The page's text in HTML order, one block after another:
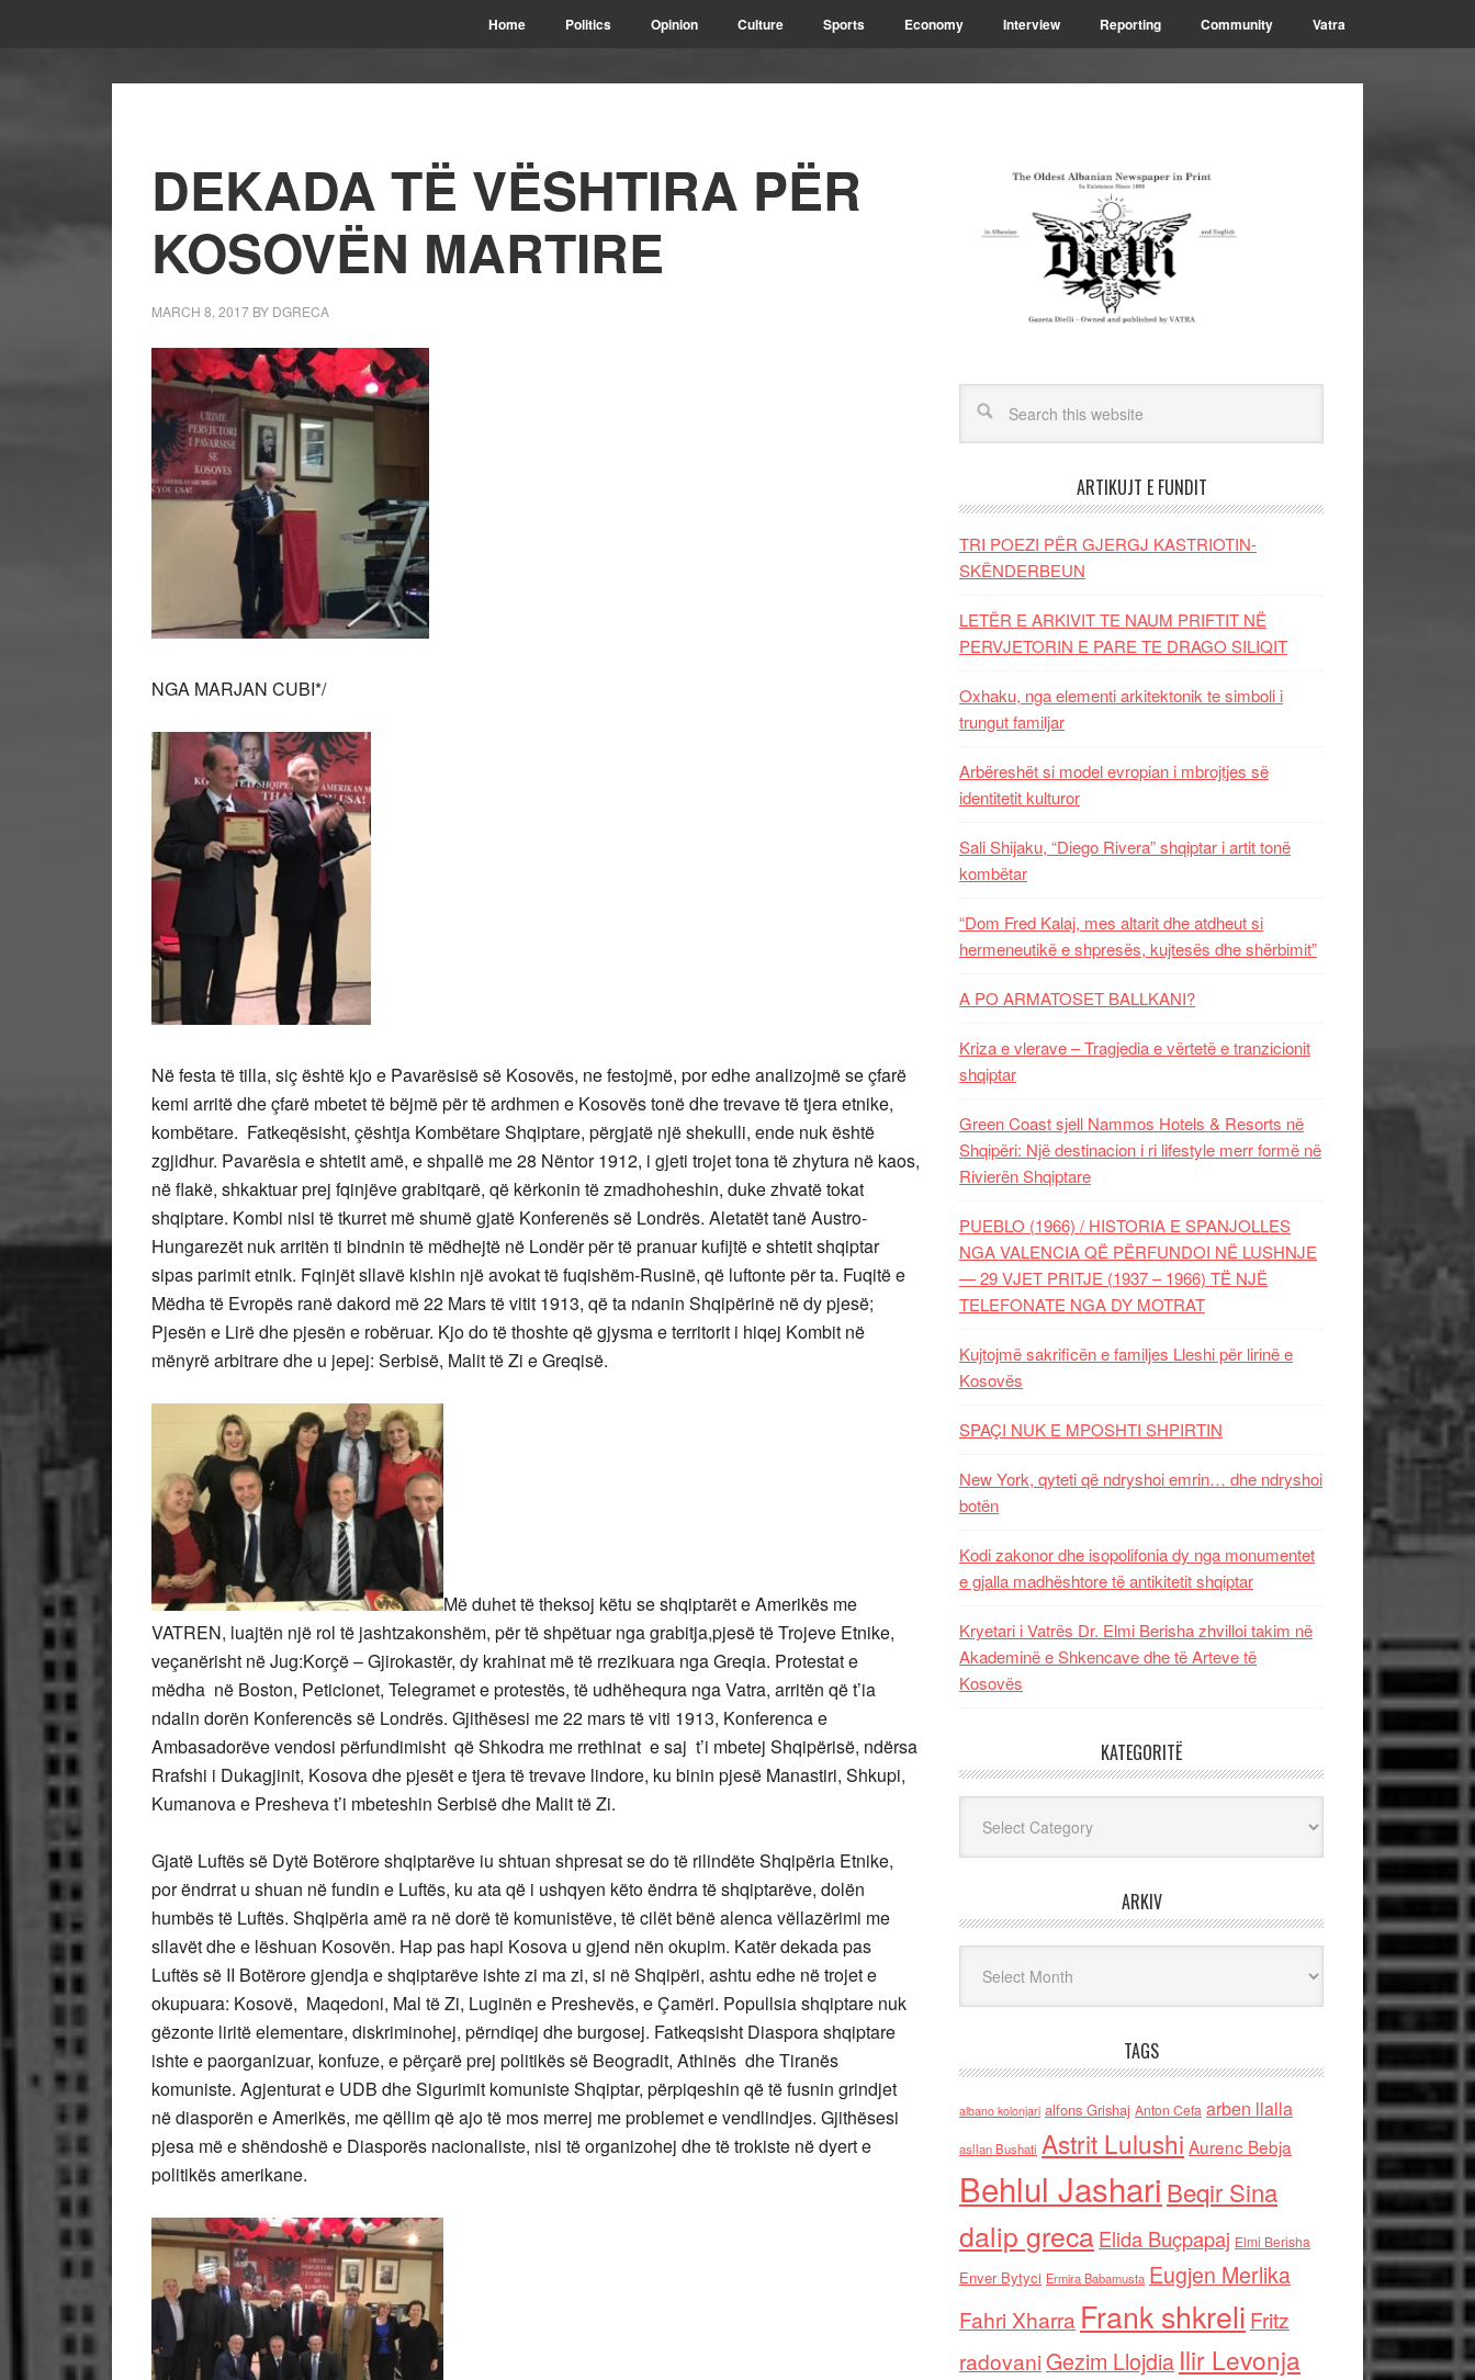
Home Politics Opinion Culture Sports Economy Interview Reporting Community Vatra
DEKADA TË VËSHTIRA PËR
KOSOVËN MARTIRE
MARCH 8, 2017 BY DGRECA
NGA MARJAN CUBI*/
Në festa të tilla, siç është kjo e Pavarësisë së Kosovës, ne festojmë, por edhe analizojmë se çfarë
kemi arritë dhe çfarë mbetet të bëjmë për të ardhmen e Kosovës tonë dhe trevave të tjera etnike,
kombëtare. Fatkeqësisht, çështja Kombëtare Shqiptare, përgjatë një shekulli, ende nuk është
zgjidhur. Pavarësia e shtetit amë, e shpallë me 28 Nëntor 1912, i gjeti trojet tona të zhytura në kaos,
në flakë, shkaktuar prej fqinjëve grabitqarë, që kërkonin të zmadhoheshin, duke zhvatë tokat
shqiptare. Kombi nisi të tkurret më shumë gjatë Konferenës së Londrës. Aletatët tanë Austro-
Hungarezët nuk arritën ti bindnin të mëdhejtë në Londër për të pranuar kufijtë e shtetit shqiptar
sipas parimit etnik. Fqinjët sllavë kishin një avokat të fuqishëm-Rusinë, që luftonte për ta. Fuqitë e
Mëdha të Evropës ranë dakord më 22 Mars të vitit 1913, që ta ndanin Shqipërinë në dy pjesë;
Pjesën e Lirë dhe pjesën e robëruar. Kjo do të thoshte që gjysma e territorit i hiqej Kombit në
mënyrë arbitrare dhe u jepej: Serbisë, Malit të Zi e Greqisë.
Më duhet të theksoj këtu se shqiptarët e Amerikës me
VATREN, luajtën një rol të jashtzakonshëm, për të shpëtuar nga grabitja,pjesë të Trojeve Etnike,
veçanërisht në Jug:Korçë – Gjirokastër, dy krahinat më të rrezikuara nga Greqia. Protestat e
mëdha në Boston, Peticionet, Telegramet e protestës, të udhëhequra nga Vatra, arritën që t’ia
ndalin dorën Konferencës së Londrës. Gjithësesi me 22 mars të viti 1913, Konferenca e
Ambasadorëve vendosi përfundimisht që Shkodra me rrethinat e saj t’i mbetej Shqipërisë, ndërsa
Rrafshi i Dukagjinit, Kosova dhe pjesët e tjera të trevave lindore, ku binin pjesë Manastiri, Shkupi,
Kumanova e Presheva t’i mbeteshin Serbisë dhe Malit të Zi.
Gjatë Luftës së Dytë Botërore shqiptarëve iu shtuan shpresat se do të rilindëte Shqipëria Etnike,
por ëndrrat u shuan në fundin e Luftës, ku ata që i ushqyen këto ëndrra të shqiptarëve, dolën
humbës të Luftës. Shqipëria amë ra në dorë të komunistëve, të cilët bënë alenca vëllazërimi me
sllavët dhe e lëshuan Kosovën. Hap pas hapi Kosova u gjend nën okupim. Katër dekada pas
Luftës së II Botërore gjendja e shqiptarëve ishte zi ma zi, si në Shqipëri, ashtu edhe në trojet e
okupuara: Kosovë, Maqedoni, Mal të Zi, Luginën e Preshevës, e Çamëri. Popullsia shqiptare nuk
gëzonte liritë elementare, diskriminohej, përndiqej dhe burgosej. Fatkeqsisht Diaspora shqiptare
ishte e paorganizuar, konfuze, e përçarë prej politikës së Beogradit, Athinës dhe Tiranës
komuniste. Agjenturat e UDB dhe Sigurimit komuniste Shqiptar, përpiqeshin që të fusnin grindjet
në diasporën e Amerikës, me qëllim që ajo të mos merrej me problemet e vendlindjes. Gjithësesi
pjesa më e shëndoshë e Diasporës nacionaliste, nisi të organizohej dhe të trokiste në dyert e
politikës amerikane.
ARTIKUJT E FUNDIT
TRI POEZI PËR GJERGJ KASTRIOTIN-
SKËNDERBEUN
LETËR E ARKIVIT TE NAUM PRIFTIT NË
PERVJETORIN E PARE TE DRAGO SILIQIT
Oxhaku, nga elementi arkitektonik te simboli i
trungut familjar
Arbëreshët si model evropian i mbrojtjes së
identitetit kulturor
Sali Shijaku, “Diego Rivera” shqiptar i artit tonë
kombëtar
“Dom Fred Kalaj, mes altarit dhe atdheut si
hermeneutikë e shpresës, kujtesës dhe shërbimit”
A PO ARMATOSET BALLKANI?
Kriza e vlerave – Tragjedia e vërtetë e tranzicionit
shqiptar
Green Coast sjell Nammos Hotels & Resorts në
Shqipëri: Një destinacion i ri lifestyle merr formë në
Rivierën Shqiptare
PUEBLO (1966) / HISTORIA E SPANJOLLES
NGA VALENCIA QË PËRFUNDOI NË LUSHNJE
— 29 VJET PRITJE (1937 – 1966) TË NJË
TELEFONATE NGA DY MOTRAT
Kujtojmë sakrificën e familjes Lleshi për lirinë e
Kosovës
SPAÇI NUK E MPOSHTI SHPIRTIN
New York, qyteti që ndryshoi emrin… dhe ndryshoi
botën
Kodi zakonor dhe isopolifonia dy nga monumentet
e gjalla madhështore të antikitetit shqiptar
Kryetari i Vatrës Dr. Elmi Berisha zhvilloi takim në
Akademinë e Shkencave dhe të Arteve të
Kosovës
KATEGORITË
ARKIV
TAGS
albano kolonjari alfons Grishaj Anton Cefa arben llalla
asllan Bushati Astrit Lulushi Aurenc Bebja
Behlul Jashari Beqir Sina
dalip grecaElida Buçpapaj Elmi Berisha
Enver Bytyci Ermira Babamusta Eugjen Merlika
Fahri Xharra Frank shkreli Fritz
radovaniGezim Llojdia Ilir Levonja